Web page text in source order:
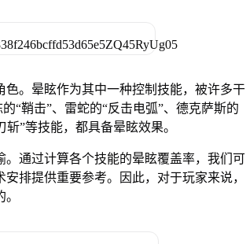
。晕眩作为其中一种控制技能，被许多干
“鞘击”、雷蛇的“反击电弧”、德克萨斯的
”等技能，都具备晕眩效果。
通过计算各个技能的晕眩覆盖率，我们可
排提供重要参考。因此，对于玩家来说，